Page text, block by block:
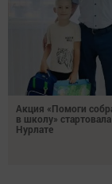
Акция «Помоги
в школу»
Нурлате